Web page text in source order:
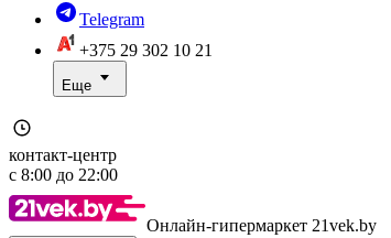
Telegram
+375 29 302 10 21
Еще
контакт-центр
с 8:00 до 22:00
Онлайн-гипермаркет 21vek.by